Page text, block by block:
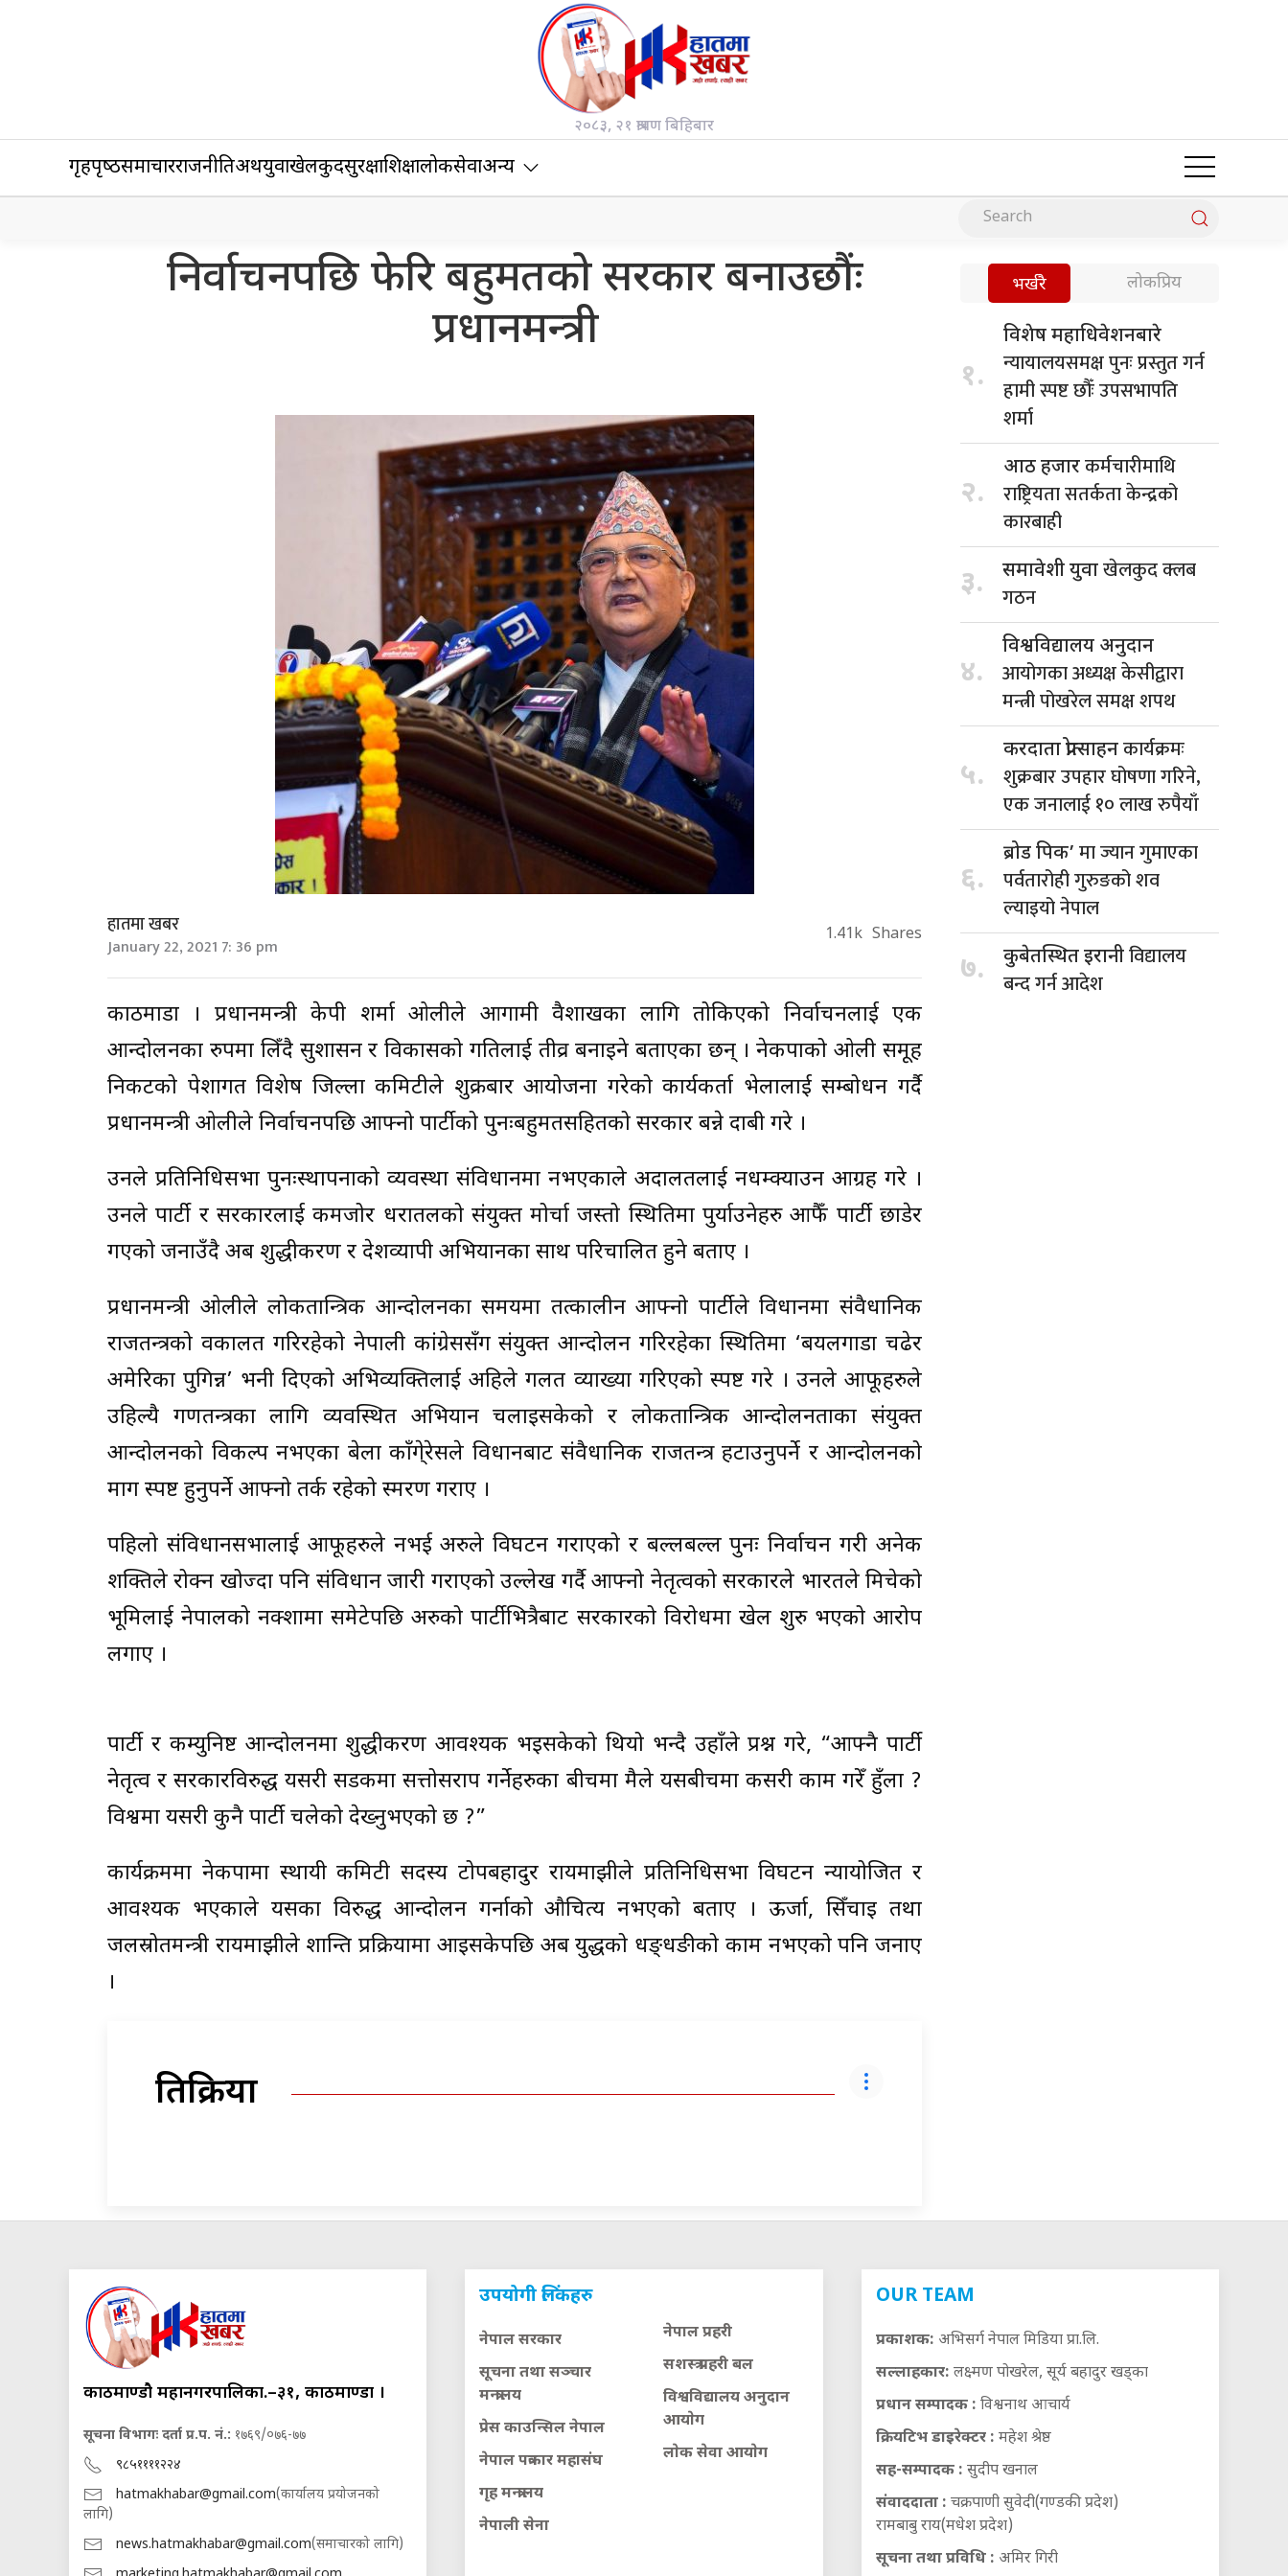
२०८३, २१ श्रावण बिहिबार
गृहपृष्‍ठसमाचारराजनीतिअर्थयुवाखेलकुदसुरक्षाशिक्षालोकसेवाअन्य
निर्वाचनपछि फेरि बहुमतको सरकार बनाउछौंः
प्रधानमन्त्री
हातमा खबर
January 22, 2021 7: 36 pm 1.41k Shares
काठमाडौं । प्रधानमन्त्री केपी शर्मा ओलीले आगामी वैशाखका लागि तोकिएको निर्वाचनलाई एक
आन्दोलनका रुपमा लिँदै सुशासन र विकासको गतिलाई तीव्र बनाइने बताएका छन् । नेकपाको ओली समूह
निकटको पेशागत विशेष जिल्ला कमिटीले शुक्रबार आयोजना गरेको कार्यकर्ता भेलालाई सम्बोधन गर्दै
प्रधानमन्त्री ओलीले निर्वाचनपछि आफ्नो पार्टीको पुनःबहुमतसहितको सरकार बन्ने दाबी गरे ।
उनले प्रतिनिधिसभा पुनःस्थापनाको व्यवस्था संविधानमा नभएकाले अदालतलाई नधम्क्याउन आग्रह गरे ।
उनले पार्टी र सरकारलाई कमजोर धरातलको संयुक्त मोर्चा जस्तो स्थितिमा पुर्याउनेहरु आफैँ पार्टी छाडेर
गएको जनाउँदै अब शुद्धीकरण र देशव्यापी अभियानका साथ परिचालित हुने बताए ।
प्रधानमन्त्री ओलीले लोकतान्त्रिक आन्दोलनका समयमा तत्कालीन आफ्नो पार्टीले विधानमा संवैधानिक
राजतन्त्रको वकालत गरिरहेको नेपाली कांग्रेससँग संयुक्त आन्दोलन गरिरहेका स्थितिमा ‘बयलगाडा चढेर
अमेरिका पुगिन्न’ भनी दिएको अभिव्यक्तिलाई अहिले गलत व्याख्या गरिएको स्पष्ट गरे । उनले आफूहरुले
उहिल्यै गणतन्त्रका लागि व्यवस्थित अभियान चलाइसकेको र लोकतान्त्रिक आन्दोलनताका संयुक्त
आन्दोलनको विकल्प नभएका बेला काँगे्रेसले विधानबाट संवैधानिक राजतन्त्र हटाउनुपर्ने र आन्दोलनको
माग स्पष्ट हुनुपर्ने आफ्नो तर्क रहेको स्मरण गराए ।
पहिलो संविधानसभालाई आफूहरुले नभई अरुले विघटन गराएको र बल्लबल्ल पुनः निर्वाचन गरी अनेक
शक्तिले रोक्न खोज्दा पनि संविधान जारी गराएको उल्लेख गर्दै आफ्नो नेतृत्वको सरकारले भारतले मिचेको
भूमिलाई नेपालको नक्शामा समेटेपछि अरुको पार्टीभित्रैबाट सरकारको विरोधमा खेल शुरु भएको आरोप
लगाए ।
पार्टी र कम्युनिष्ट आन्दोलनमा शुद्धीकरण आवश्यक भइसकेको थियो भन्दै उहाँले प्रश्न गरे, “आफ्नै पार्टी
नेतृत्व र सरकारविरुद्ध यसरी सडकमा सत्तोसराप गर्नेहरुका बीचमा मैले यसबीचमा कसरी काम गरेँ हुँला ?
विश्वमा यसरी कुनै पार्टी चलेको देख्नुभएको छ ?”
कार्यक्रममा नेकपामा स्थायी कमिटी सदस्य टोपबहादुर रायमाझीले प्रतिनिधिसभा विघटन न्यायोजित र
आवश्यक भएकाले यसका विरुद्ध आन्दोलन गर्नाको औचित्य नभएको बताए । ऊर्जा, सिँचाइ तथा
जलस्रोतमन्त्री रायमाझीले शान्ति प्रक्रियामा आइसकेपछि अब युद्धको धङ्धङीको काम नभएको पनि जनाए
।
प्रतिक्रिया
भर्खरै लोकप्रिय
१.
विशेष महाधिवेशनबारे
न्यायालयसमक्ष पुनः प्रस्तुत गर्न
हामी स्पष्ट छौँः उपसभापति
शर्मा
२.
आठ हजारकर्मचारीमाथि
राष्ट्रियता सतर्कता केन्द्रको
कारबाही
३. समावेशी युवाखेलकुद क्लब
गठन
४.
विश्वविद्यालय अनुदान
आयोगका अध्यक्ष केसीद्वारा
मन्त्री पोखरेल समक्ष शपथ
५.
करदाता प्रोत्साहनकार्यक्रमः
शुक्रबार उपहार घोषणा गरिने,
एक जनालाई १० लाख रुपैयाँ
६.
ब्रोड पिक’ मा ज्यान गुमाएका
पर्वतारोही गुरुङको शव
ल्याइयो नेपाल
७. कुबेतस्थित इरानीविद्यालय
बन्द गर्न आदेश
काठमाण्डौ महानगरपालिका.–३१, काठमाण्डौं ।
सूचना विभागः दर्ता प्र.प. नं.: १७६९/०७६-७७
९८५११११२२४
hatmakhabar@gmail.com(कार्यालय प्रयोजनको
लागि)
news.hatmakhabar@gmail.com(समाचारको लागि)
उपयोगी लिंकहरु
नेपाल सरकार
सूचना तथा सञ्चार
मन्त्रालय
प्रेस काउन्सिल नेपाल
नेपाल पत्रकार महासंघ
गृह मन्त्रालय
नेपाली सेना
नेपाल प्रहरी
सशस्त्र प्रहरी बल
विश्वविद्यालय अनुदान
आयाेग
लाेक सेवा आयाेग
OUR TEAM
प्रकाशक: अभिसर्ग नेपाल मिडिया प्रा.लि.
सल्लाहकार: लक्ष्मण पोखरेल, सूर्य बहादुर खड्का
प्रधान सम्पादक : विश्वनाथ आचार्य
क्रियटिभ डाइरेक्टर : महेश श्रेष्ठ
सह-सम्पादक : सुदीप खनाल
संवाददाता : चक्रपाणी सुवेदी(गण्डकी प्रदेश)
रामबाबु राय(मधेश प्रदेश)
सूचना तथा प्रविधि : अमिर गिरी